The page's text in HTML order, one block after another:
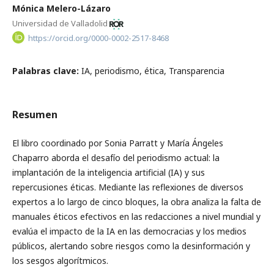
Mónica Melero-Lázaro
Universidad de Valladolid
https://orcid.org/0000-0002-2517-8468
Palabras clave: IA, periodismo, ética, Transparencia
Resumen
El libro coordinado por Sonia Parratt y María Ángeles
Chaparro aborda el desafío del periodismo actual: la
implantación de la inteligencia artificial (IA) y sus
repercusiones éticas. Mediante las reflexiones de diversos
expertos a lo largo de cinco bloques, la obra analiza la falta de
manuales éticos efectivos en las redacciones a nivel mundial y
evalúa el impacto de la IA en las democracias y los medios
públicos, alertando sobre riesgos como la desinformación y
los sesgos algorítmicos.